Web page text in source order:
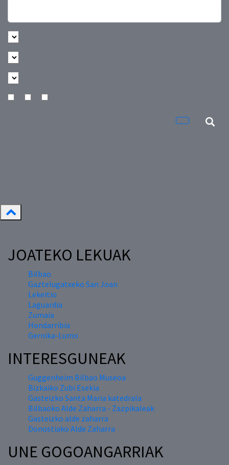
JOATEKO LEKUAK
Bilbao
Gaztelugatxeko San Joan
Lekeitio
Laguardia
Zumaia
Hondarribia
Gernika-Lumo
INTERESGUNEAK
Guggenheim Bilbao Museoa
Bizkaiko Zubi Esekia
Gasteizko Santa Maria katedrala
Bilbaoko Alde Zaharra - Zazpikaleak
Gasteizko alde zaharra
Donostiako Alde Zaharra
UNE GOGOANGARRIAK